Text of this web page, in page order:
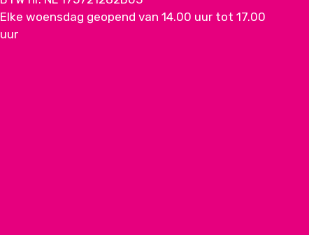
Elke woensdag geopend van 14.00 uur tot 17.00
uur